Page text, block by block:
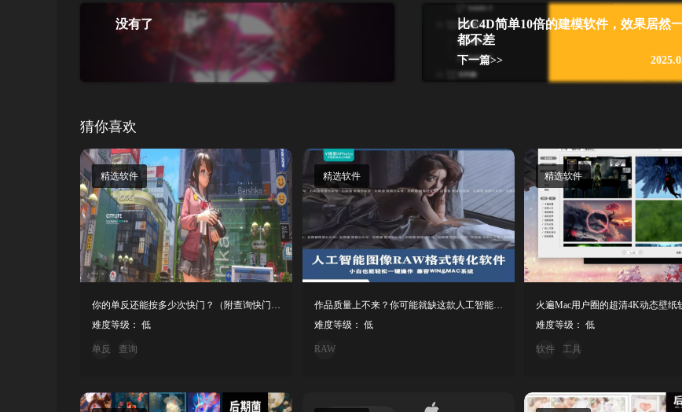
没有了
比C4D简单10倍的建模软件，效果居然
都不差
下一篇>>
猜你喜欢
精选软件
你的单反还能按多少次快门？（附查询快门次数工具）
难度等级： 低
单反 查询
精选软件
作品质量上不来？你可能就缺这款人工智能软件了！
难度等级： 低
RAW
精选软件
难度等级： 低
软件 工具